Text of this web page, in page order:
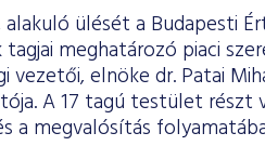
ülését a Budapesti
meghatározó piaci
vezetői, elnöke dr. Patai
A 17 tagú testület részt
a megvalósítás